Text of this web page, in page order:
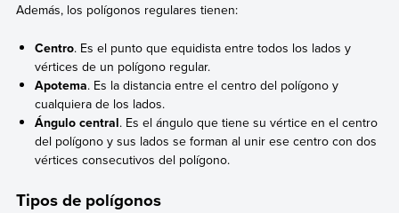
Además, los polígonos regulares tienen:
Centro. Es el punto que equidista entre todos los lados y
vértices de un polígono regular.
Apotema. Es la distancia entre el centro del polígono y
cualquiera de los lados.
Ángulo central. Es el ángulo que tiene su vértice en el centro
del polígono y sus lados se forman al unir ese centro con dos
vértices consecutivos del polígono.
Tipos de polígonos